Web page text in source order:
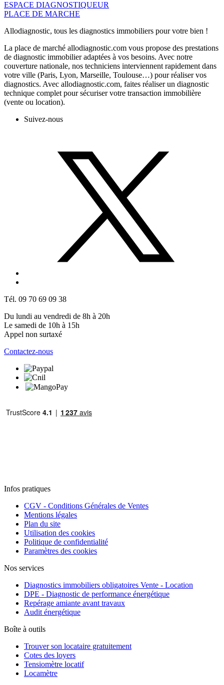
ESPACE DIAGNOSTIQUEUR
PLACE DE MARCHE
Allodiagnostic, tous les diagnostics immobiliers pour votre bien !
La place de marché allodiagnostic.com vous propose des prestations
de diagnostic immobilier adaptées à vos besoins. Avec notre
couverture nationale, nos techniciens interviennent rapidement dans
votre ville (Paris, Lyon, Marseille, Toulouse…) pour réaliser vos
diagnostics. Avec allodiagnostic.com, faites réaliser un diagnostic
technique complet pour sécuriser votre transaction immobilière
(vente ou location).
Suivez-nous
Tél. 09 70 69 09 38
Du lundi au vendredi de 8h à 20h
Le samedi de 10h à 15h
Appel non surtaxé
Contactez-nous
Infos pratiques
CGV - Conditions Générales de Ventes
Mentions légales
Plan du site
Utilisation des cookies
Politique de confidentialité
Paramètres des cookies
Nos services
Diagnostics immobiliers obligatoires Vente - Location
DPE - Diagnostic de performance énergétique
Repérage amiante avant travaux
Audit énergétique
Boîte à outils
Trouver son locataire gratuitement
Cotes des loyers
Tensiomètre locatif
Locamètre